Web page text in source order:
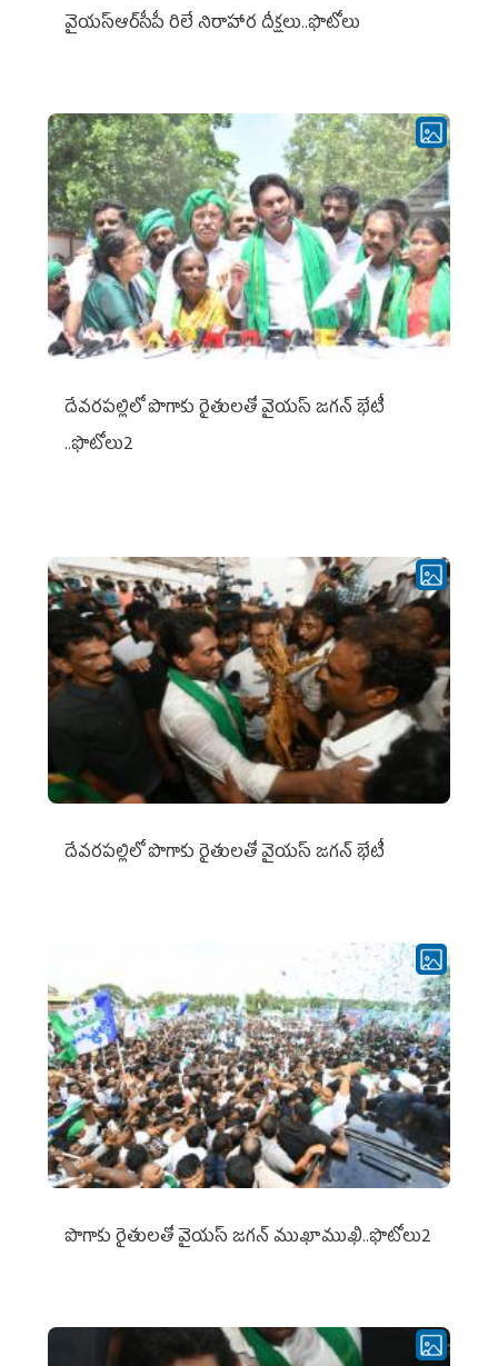
వైయ‌స్ఆర్‌సీపీ రిలే నిరాహార దీక్షలు..ఫొటోలు
దేవరపల్లిలో పొగాకు రైతులతో వైయస్ జగన్ భేటీ
..ఫొటోలు2
దేవరపల్లిలో పొగాకు రైతులతో వైయస్ జగన్ భేటీ
పొగాకు రైతుల‌తో వైయ‌స్ జ‌గ‌న్ ముఖాముఖి..ఫొటోలు2